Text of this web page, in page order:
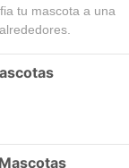
tu mascota a una